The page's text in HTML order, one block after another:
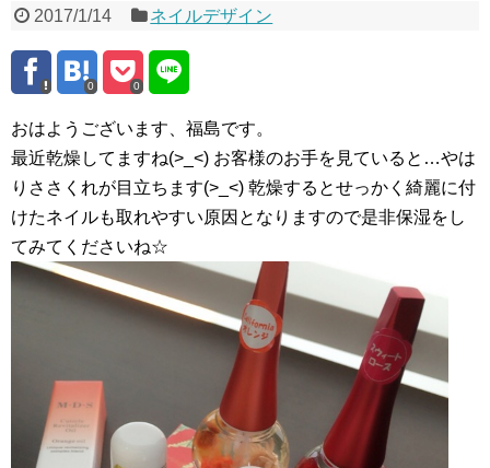
2017/1/14 ネイルデザイン
0 0
おはようございます、福島です。
最近乾燥してますね(>_<) お客様のお手を見ていると…やは
りささくれが目立ちます(>_<) 乾燥するとせっかく綺麗に付
けたネイルも取れやすい原因となりますので是非保湿をし
てみてくださいね☆